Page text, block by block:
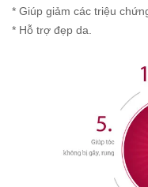
* Giúp giảm các triệu
* Hỗ trợ đẹp da.